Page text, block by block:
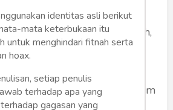
Ideal untuk rombongan
grup wisata, kantor, sekolah,
seperti outing dan
bervariasi, mulai dari medium
identitas asli berikut
mata keterbukaan itu
untuk menghindari fitnah serta
hoax.
setiap penulis
terhadap apa yang
gagasan yang